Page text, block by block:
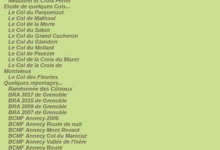
Etude de quelques Cols...
Le Col du Parquetout
Le Col de Malissol
Le Col de la Morte
Le Col du Sabot
Le Col du Grand Cucheron
Le Col du Glandon
Le Col du Mollard
Le Col de Pavezin
Le Col de la Croix du Mazet
Le Col de la Croix de
Montvieux
Le Col des Fleuries
Quelques reportages...
Randonnée des Côteaux
BRA 2017 de Grenoble
BRA 2015 de Grenoble
BRA 2009 de Grenoble
BRA 2007 de Grenoble
BCMF Annecy 2006
BCMF Annecy Route de nuit
BCMF Annecy Mont Revard
BCMF Annecy Col du Marocaz
BCMF Annecy Vallée de l'Isère
BCMF Annecy Route